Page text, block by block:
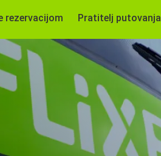
rezervacijom Pratitelj putovanja